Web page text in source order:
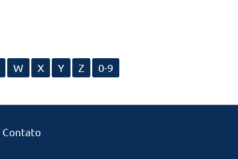
W X Y Z 0-9
Contato